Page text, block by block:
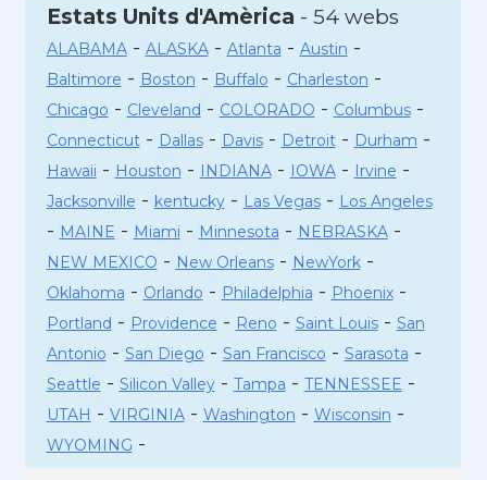
Estats Units d'Amèrica - 54 webs
ALABAMA- ALASKA- Atlanta - Austin -
Baltimore - Boston - Buffalo - Charleston -
Chicago - Cleveland - COLORADO - Columbus-
Connecticut- Dallas- Davis- Detroit- Durham -
Hawaii - Houston - INDIANA- IOWA- Irvine -
Jacksonville - kentucky- Las Vegas- Los Angeles
- MAINE - Miami - Minnesota - NEBRASKA-
NEW MEXICO - New Orleans- NewYork-
Oklahoma - Orlando - Philadelphia - Phoenix-
Portland - Providence - Reno - Saint Louis- San
Antonio - San Diego - San Francisco - Sarasota -
Seattle - Silicon Valley- Tampa - TENNESSEE -
UTAH - VIRGINIA- Washington - Wisconsin -
WYOMING -